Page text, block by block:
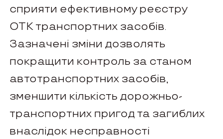
сприяти ефективному реєстру
ОТК транспортних засобів.
Зазначені зміни дозволять
покращити контроль за станом
автотранспортних засобів,
зменшити кількість дорожньо-
транспортних пригод та загиблих
внаслідок несправності